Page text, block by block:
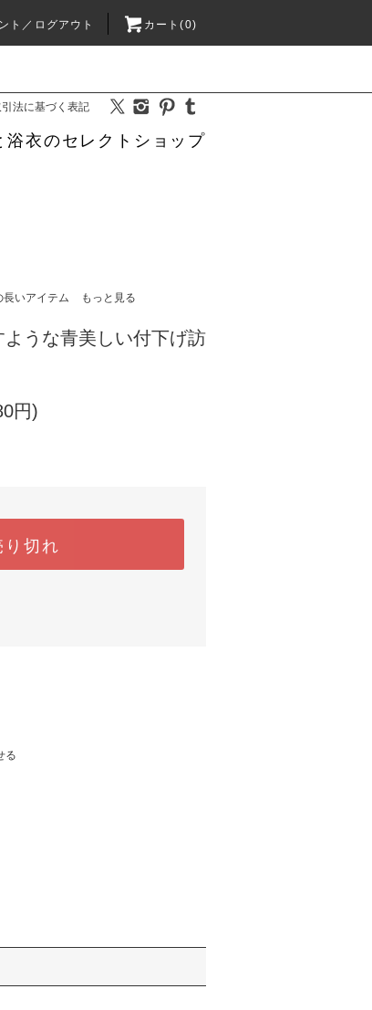
ト／ログアウト カート(0)
法に基づく表記
浴衣のセレクトショップ
長いアイテム もっと見る
うな青美しい付下げ訪
円)
り切れ
る